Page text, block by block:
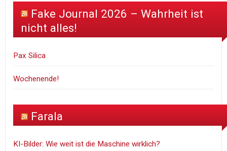
Fake Journal 2026 – Wahrheit ist
nicht alles!
Pax Silica
Wochenende!
Farala
KI-Bilder: Wie weit ist die Maschine wirklich?